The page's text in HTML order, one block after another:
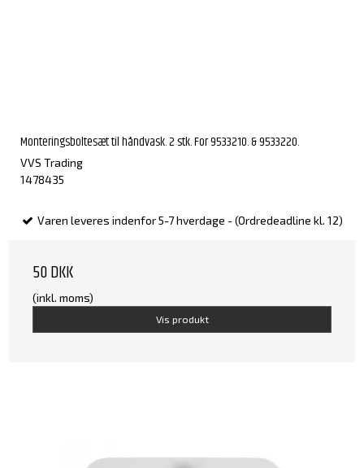
Monteringsboltesæt til håndvask. 2 stk. For 9533210. & 9533220.
VVS Trading
1478435
Varen leveres indenfor 5-7 hverdage - (Ordredeadline kl. 12)
50 DKK
(inkl. moms)
Vis produkt